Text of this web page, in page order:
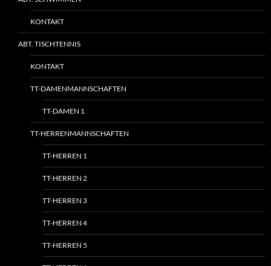
KONTAKT
ABT. TISCHTENNIS
KONTAKT
TT-DAMENMANNSCHAFTEN
TT-DAMEN 1
TT-HERRENMANNSCHAFTEN
TT-HERREN 1
TT-HERREN 2
TT-HERREN 3
TT-HERREN 4
TT-HERREN 5